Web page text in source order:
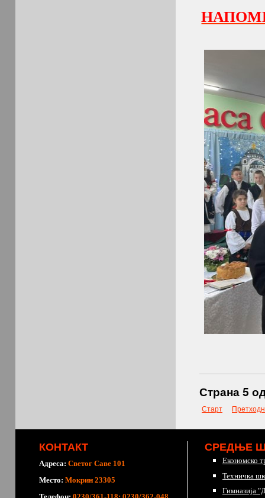
Страна 5
Старт
КОНТАКТ
Адреса: Светог Саве 101
Место: Мокрин 23305
СРЕДЊЕ
Економско
Техничка
Гимназија